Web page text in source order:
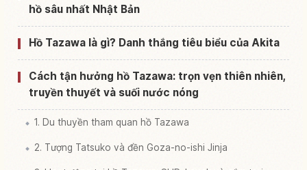
hồ sâu nhất Nhật Bản
Hồ Tazawa là gì? Danh thắng tiêu biểu của Akita
Cách tận hưởng hồ Tazawa: trọn vẹn thiên nhiên,
truyền thuyết và suối nước nóng
1. Du thuyền tham quan hồ Tazawa
2. Tượng Tatsuko và đền Goza-no-ishi Jinja